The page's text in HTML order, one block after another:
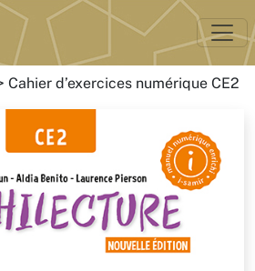
Cahier d’exercices numérique CE2